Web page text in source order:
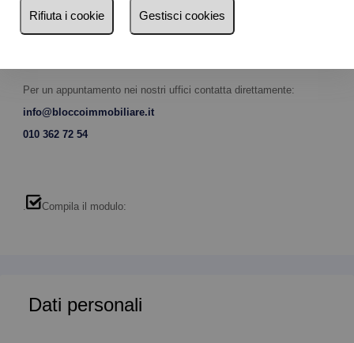
caratteristiche e non riesci a trovarlo, chiedi di essere inserito
nella banca dati di
BLOCCO IMMOBILIARE
contatterá per proporti le soluzioni piú conformi alle tuie
Per un appuntamento nei nostri uffici contatta direttamente:
info@bloccoimmobiliare.it
010 362 72 54
. Compila il modulo:
Dati personali
Rifiuta i cookie Gestisci cookies